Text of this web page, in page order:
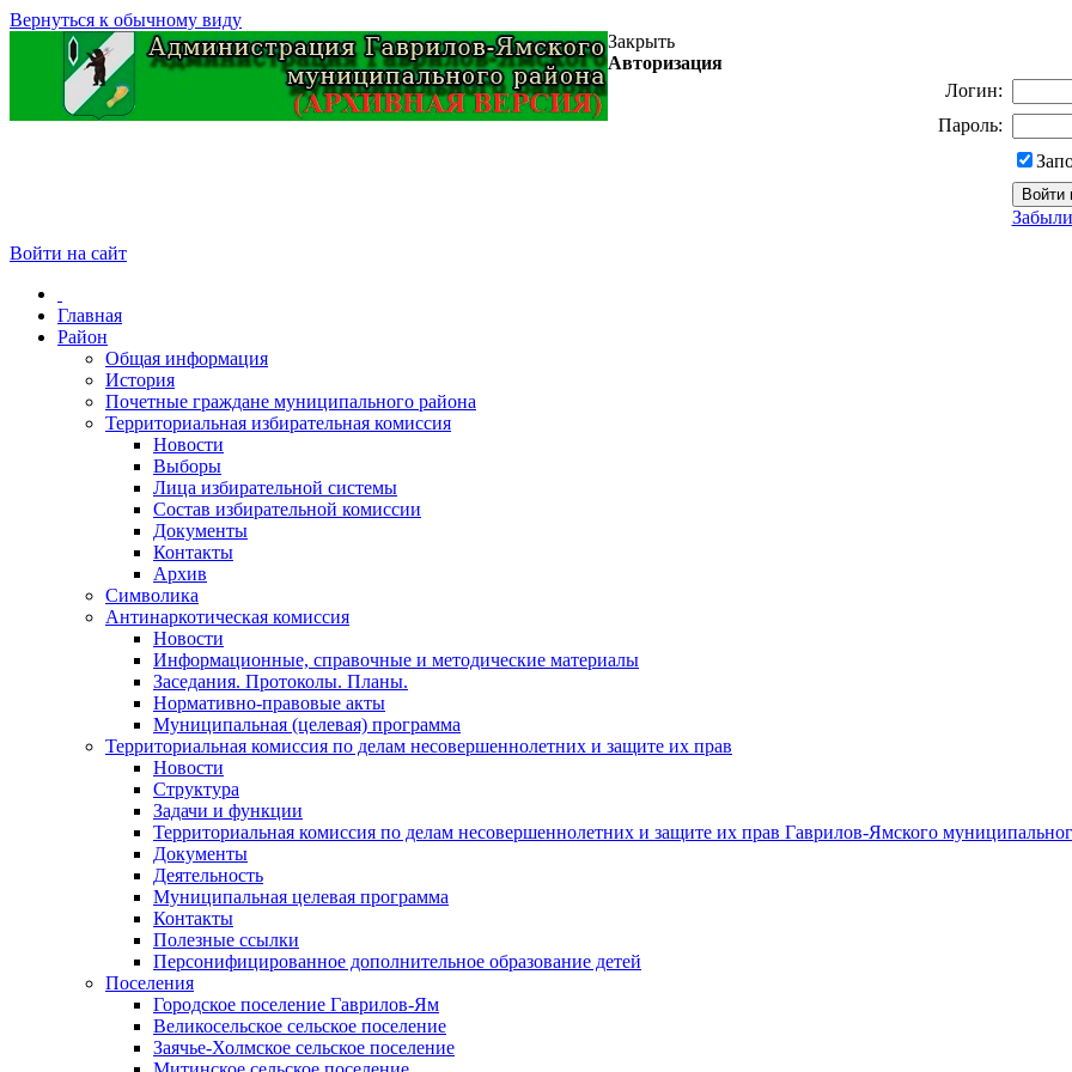
Вернуться к обычному виду
Закрыть
Авторизация
Логин:
Пароль:
Войти на сайт
Главная
Район
Общая информация
История
Почетные граждане муниципального района
Территориальная избирательная комиссия
Новости
Выборы
Лица избирательной системы
Состав избирательной комиссии
Документы
Контакты
Архив
Символика
Антинаркотическая комиссия
Новости
Информационные, справочные и методические материалы
Заседания. Протоколы. Планы.
Нормативно-правовые акты
Муниципальная (целевая) программа
Территориальная комиссия по делам несовершеннолетних и защите их прав
Новости
Структура
Задачи и функции
Территориальная комиссия по делам несовершеннолетних и защите их прав Гаврилов-Ямского
Документы
Деятельность
Муниципальная целевая программа
Контакты
Полезные ссылки
Персонифицированное дополнительное образование детей
Поселения
Городское поселение Гаврилов-Ям
Великосельское сельское поселение
Заячье-Холмское сельское поселение